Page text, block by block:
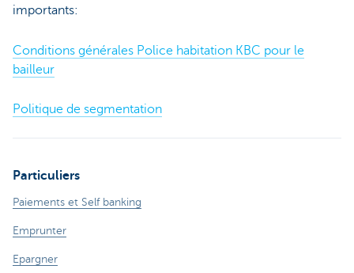
importants:
Conditions générales Police habitation KBC pour le
bailleur
Politique de segmentation
Particuliers
Paiements et Self banking
Emprunter
Epargner